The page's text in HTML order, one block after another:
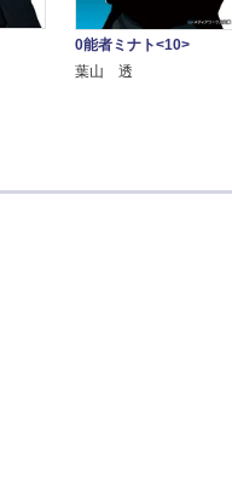
0能者ミナト<10>
葉山 透